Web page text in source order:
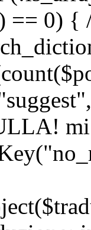
== 0) {
mi